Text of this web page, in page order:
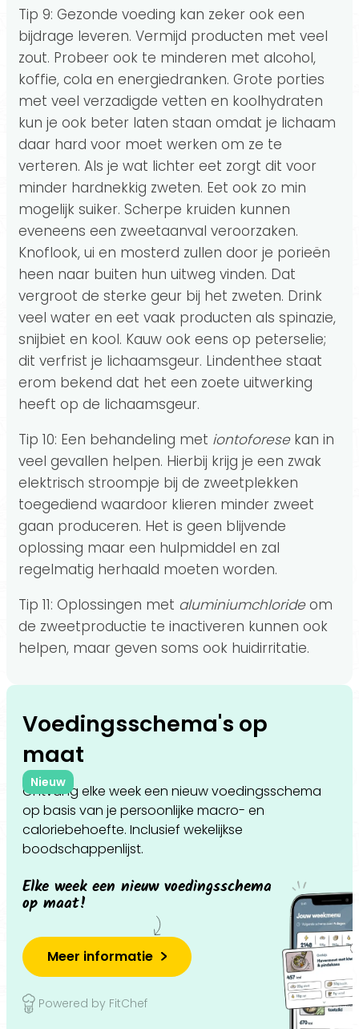
Tip 9: Gezonde voeding kan zeker ook een
bijdrage leveren. Vermijd producten met veel
zout. Probeer ook te minderen met alcohol,
koffie, cola en energiedranken. Grote porties
met veel verzadigde vetten en koolhydraten
kun je ook beter laten staan omdat je lichaam
daar hard voor moet werken om ze te
verteren. Als je wat lichter eet zorgt dit voor
minder hardnekkig zweten. Eet ook zo min
mogelijk suiker. Scherpe kruiden kunnen
eveneens een zweetaanval veroorzaken.
Knoflook, ui en mosterd zullen door je porieën
heen naar buiten hun uitweg vinden. Dat
vergroot de sterke geur bij het zweten. Drink
veel water en eet vaak producten als spinazie,
snijbiet en kool. Kauw ook eens op peterselie;
dit verfrist je lichaamsgeur. Lindenthee staat
erom bekend dat het een zoete uitwerking
heeft op de lichaamsgeur.
Tip 10: Een behandeling met iontoforesekan in
veel gevallen helpen. Hierbij krijg je een zwak
elektrisch stroompje bij de zweetplekken
toegediend waardoor klieren minder zweet
gaan produceren. Het is geen blijvende
oplossing maar een hulpmiddel en zal
regelmatig herhaald moeten worden.
Tip 11: Oplossingen met aluminiumchlorideom
de zweetproductie te inactiveren kunnen ook
helpen, maar geven soms ook huidirritatie.
Voedingsschema's op
maat
Nieuw
Ontvang elke week een nieuw voedingsschema
op basis van je persoonlijke macro- en
caloriebehoefte. Inclusief wekelijkse
boodschappenlijst.
Elke week een nieuw voedingsschema
op maat!
Meer informatie
Powered by FitChef